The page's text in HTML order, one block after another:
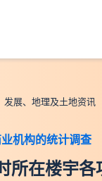
发展、地理及土地资讯
机构的统计调查
所在楼宇各